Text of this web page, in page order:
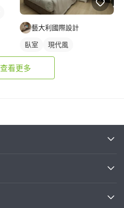
藝大利國際設計
臥室 現代風
查看更多